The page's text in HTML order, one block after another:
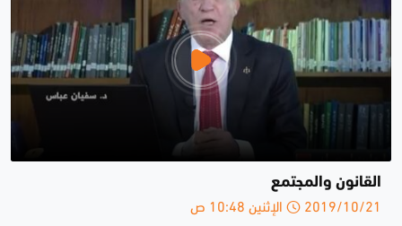
القانون والمجتمع
2019/10/21 الإثنين 10:48 ص